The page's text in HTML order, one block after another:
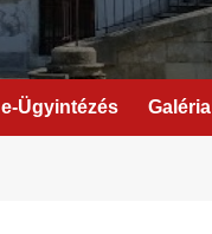
e-Ügyintézés Galéria